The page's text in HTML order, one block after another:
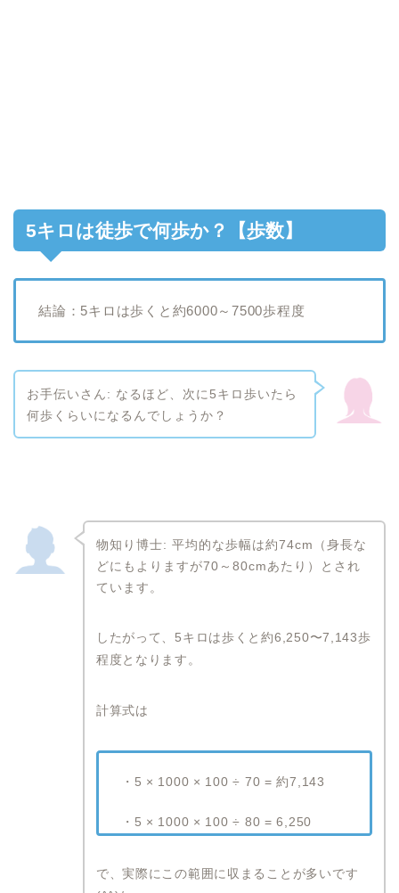
5キロは徒歩で何歩か？【歩数】
結論：5キロは歩くと約6000～7500歩程度
お手伝いさん: なるほど、次に5キロ歩いたら
何歩くらいになるんでしょうか？
物知り博士: 平均的な歩幅は約74cm（身長な
どにもよりますが70～80cmあたり）とされ
ています。
したがって、5キロは歩くと約6,250〜7,143歩
程度となります。
計算式は
・5 × 1000 × 100 ÷ 70 = 約7,143
・5 × 1000 × 100 ÷ 80 = 6,250
で、実際にこの範囲に収まることが多いです